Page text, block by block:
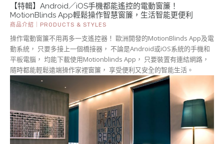
【特輯】Android／iOS手機都能遙控的電動窗簾！
MotionBlinds App輕鬆操作智慧窗簾，生活智能更便利
商品介紹｜PRODUCTS & STYLES
操作電動窗簾不用再多一支遙控器！ 歐洲開發的MotionBlinds App及電
動系統， 只要多接上一個橋接器， 不論是Android或iOS系統的手機和
平板電腦， 均能下載使用Motionblinds App， 只要裝置有連結網路，
隨時都能輕鬆遠端操作家裡窗簾， 享受便利又安全的智能生活。